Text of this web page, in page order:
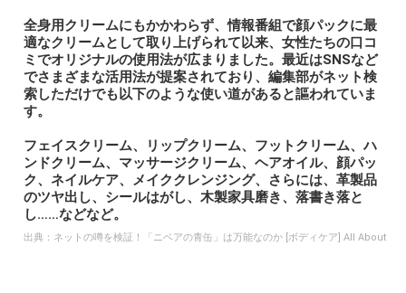
全身用クリームにもかかわらず、情報番組で顔パックに最
適なクリームとして取り上げられて以来、女性たちの口コ
ミでオリジナルの使用法が広まりました。最近はSNSなど
でさまざまな活用法が提案されており、編集部がネット検
索しただけでも以下のような使い道があると謳われていま
す。
フェイスクリーム、リップクリーム、フットクリーム、ハ
ンドクリーム、マッサージクリーム、ヘアオイル、顔パッ
ク、ネイルケア、メイククレンジング、さらには、革製品
のツヤ出し、シールはがし、木製家具磨き、落書き落と
し……などなど。
出典： ネットの噂を検証！「ニベアの青缶」は万能なのか [ボディケア] All About